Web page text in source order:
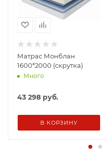
Матрас Монблан
1600*2000 (скрутка)
Много
43 298 руб.
В КОРЗИНУ